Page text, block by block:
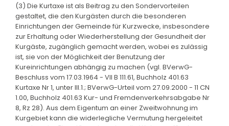
(3) Die Kurtaxe ist als Beitrag zu den Sondervorteilen
gestaltet, die den Kurgästen durch die besonderen
Einrichtungen der Gemeinde für Kurzwecke, insbesondere
zur Erhaltung oder Wiederherstellung der Gesundheit der
Kurgäste, zugänglich gemacht werden, wobei es zulässig
ist, sie von der Möglichkeit der Benutzung der
Kureinrichtungen abhängig zu machen (vgl. BVerwG-
Beschluss vom 17.03.1964 - VII B 111.61, Buchholz 401.63
Kurtaxe Nr 1, unter III.1.; BVerwG-Urteil vom 27.09.2000 - 11 CN
1.00, Buchholz 401.63 Kur- und Fremdenverkehrsabgabe Nr
8, Rz 28). Aus dem Eigentum an einer Zweitwohnung im
Kurgebiet kann die widerlegliche Vermutung hergeleitet